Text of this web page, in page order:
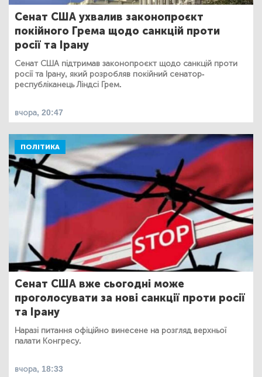
Сенат США ухвалив законопроєкт
покійного Грема щодо санкцій проти
росії та Ірану
Сенат США підтримав законопроєкт щодо санкцій проти
росії та Ірану, який розробляв покійний сенатор-
республіканець Ліндсі Грем.
вчора, 20:47
ПОЛІТИКА
Сенат США вже сьогодні може
проголосувати за нові санкції проти росії
та Ірану
Наразі питання офіційно винесене на розгляд верхньої
палати Конгресу.
вчора, 18:33